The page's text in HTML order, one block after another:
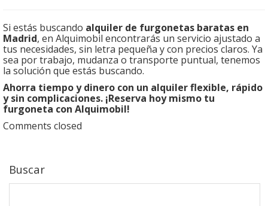
Si estás buscando alquiler de furgonetas baratas en
Madrid, en Alquimobil encontrarás un servicio ajustado a
tus necesidades, sin letra pequeña y con precios claros. Ya
sea por trabajo, mudanza o transporte puntual, tenemos
la solución que estás buscando.
Ahorra tiempo y dinero con un alquiler flexible, rápido
y sin complicaciones. ¡Reserva hoy mismo tu
furgoneta con Alquimobil!
Comments closed
Buscar